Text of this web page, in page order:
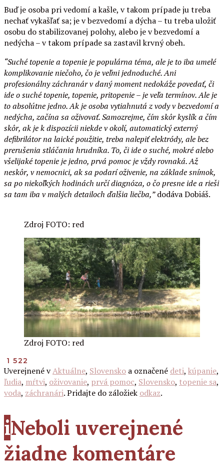
Buď je osoba pri vedomí a kašle, v takom prípade ju treba
nechať vykašľať sa; je v bezvedomí a dýcha – tu treba uložiť
osobu do stabilizovanej polohy, alebo je v bezvedomí a
nedýcha – v takom prípade sa zastavil krvný obeh.
“Suché topenie a topenie je populárna téma, ale je to iba umelé
komplikovanie niečoho, čo je veľmi jednoduché. Ani
profesionálny záchranár v daný moment nedokáže povedať, či
ide o suché topenie, topenie, pritopenie – je veľa termínov. Ale je
to absolútne jedno. Ak je osoba vytiahnutá z vody v bezvedomí a
nedýcha, začína sa oživovať. Samozrejme, čím skôr kyslík a čím
skôr, ak je k dispozícii niekde v okolí, automatický externý
defibrilátor na laické použitie, treba nalepiť elektródy, ale bez
prerušenia stláčania hrudníka. To, či ide o suché, mokré alebo
všelijaké topenie je jedno, prvá pomoc je vždy rovnaká. Až
neskôr, v nemocnici, ak sa podarí oživenie, na základe snímok,
sa po niekoľkých hodinách určí diagnóza, o čo presne ide a rieši
sa tam iba v malých detailoch ďalšia liečba,”dodáva Dobiáš.
Zdroj FOTO: red
Zdroj FOTO: red
1 522
Uverejnené vAktuálne, Slovensko a označené deti, kúpanie,
ľudia, mŕtvi, oživovanie, prvá pomoc, Slovensko, topenie sa,
voda, záchranári. Pridajte do záložiek odkaz.
iNeboli uverejnené
žiadne komentáre